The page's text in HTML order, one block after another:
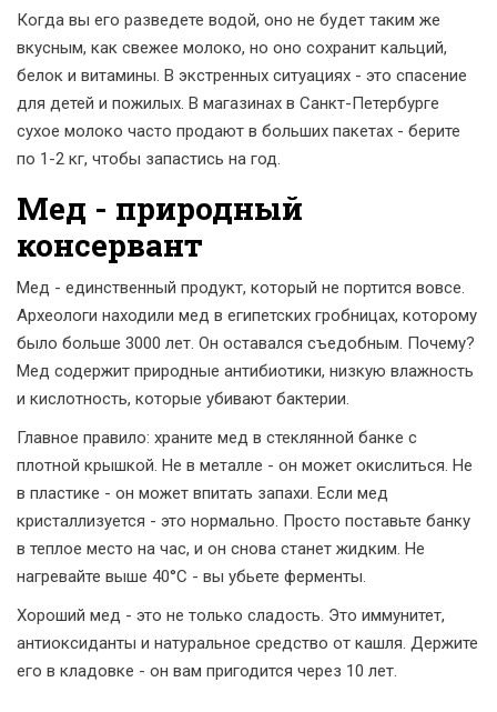
Когда вы его разведете водой, оно не будет таким же
вкусным, как свежее молоко, но оно сохранит кальций,
белок и витамины. В экстренных ситуациях - это спасение
для детей и пожилых. В магазинах в Санкт-Петербурге
сухое молоко часто продают в больших пакетах - берите
по 1-2 кг, чтобы запастись на год.
Мед - природный
консервант
Мед - единственный продукт, который не портится вовсе.
Археологи находили мед в египетских гробницах, которому
было больше 3000 лет. Он оставался съедобным. Почему?
Мед содержит природные антибиотики, низкую влажность
и кислотность, которые убивают бактерии.
Главное правило: храните мед в стеклянной банке с
плотной крышкой. Не в металле - он может окислиться. Не
в пластике - он может впитать запахи. Если мед
кристаллизуется - это нормально. Просто поставьте банку
в теплое место на час, и он снова станет жидким. Не
нагревайте выше 40°C - вы убьете ферменты.
Хороший мед - это не только сладость. Это иммунитет,
антиоксиданты и натуральное средство от кашля. Держите
его в кладовке - он вам пригодится через 10 лет.